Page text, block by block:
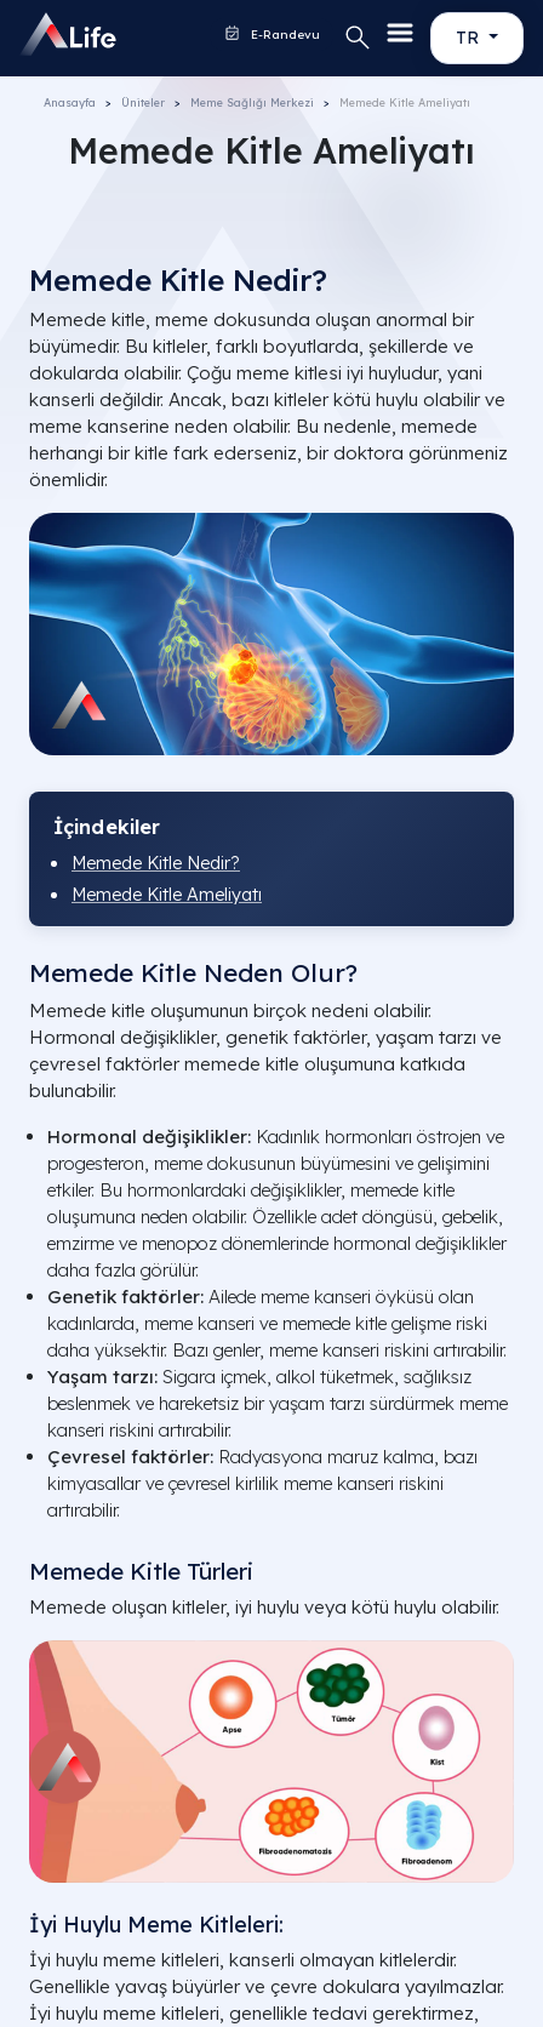
TR
E-Randevu
Anasayfa Üniteler Meme Sağlığı Merkezi Memede Kitle Ameliyatı
Memede Kitle Ameliyatı
Memede Kitle Nedir?
Memede kitle, meme dokusunda oluşan anormal bir
büyümedir. Bu kitleler, farklı boyutlarda, şekillerde ve
dokularda olabilir. Çoğu meme kitlesi iyi huyludur, yani
kanserli değildir. Ancak, bazı kitleler kötü huylu olabilir ve
meme kanserine neden olabilir. Bu nedenle, memede
herhangi bir kitle fark ederseniz, bir doktora görünmeniz
önemlidir.
İçindekiler
Memede Kitle Nedir?
Memede Kitle Ameliyatı
Memede Kitle Neden Olur?
Memede kitle oluşumunun birçok nedeni olabilir.
Hormonal değişiklikler, genetik faktörler, yaşam tarzı ve
çevresel faktörler memede kitle oluşumuna katkıda
bulunabilir.
Hormonal değişiklikler: Kadınlık hormonları östrojen ve
progesteron, meme dokusunun büyümesini ve gelişimini
etkiler. Bu hormonlardaki değişiklikler, memede kitle
oluşumuna neden olabilir. Özellikle adet döngüsü, gebelik,
emzirme ve menopoz dönemlerinde hormonal değişiklikler
daha fazla görülür.
Genetik faktörler: Ailede meme kanseri öyküsü olan
kadınlarda, meme kanseri ve memede kitle gelişme riski
daha yüksektir. Bazı genler, meme kanseri riskini artırabilir.
Yaşam tarzı: Sigara içmek, alkol tüketmek, sağlıksız
beslenmek ve hareketsiz bir yaşam tarzı sürdürmek meme
kanseri riskini artırabilir.
Çevresel faktörler: Radyasyona maruz kalma, bazı
kimyasallar ve çevresel kirlilik meme kanseri riskini
artırabilir.
Memede Kitle Türleri
Memede oluşan kitleler, iyi huylu veya kötü huylu olabilir.
İyi Huylu Meme Kitleleri:
İyi huylu meme kitleleri, kanserli olmayan kitlelerdir.
Genellikle yavaş büyürler ve çevre dokulara yayılmazlar.
İyi huylu meme kitleleri, genellikle tedavi gerektirmez,